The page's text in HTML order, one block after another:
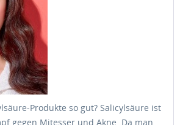
Produkte so gut? Salicylsäure ist
gegen Mitesser und Akne. Da man